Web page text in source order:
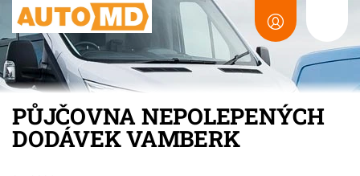
PŮJČOVNA NEPOLEPENÝCH
DODÁVEK VAMBERK